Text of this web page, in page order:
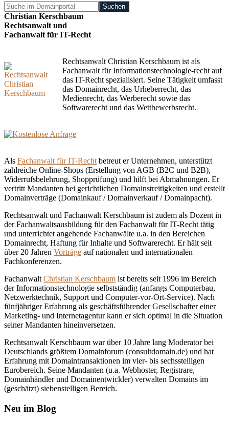
Suche
im
Domainportal
Christian Kerschbaum
Rechtsanwalt und
Fachanwalt für IT-Recht
Rechtsanwalt Christian Kerschbaum ist als
Fachanwalt für Informationstechnologie-recht auf
das IT-Recht spezialisiert. Seine Tätigkeit umfasst
das Domainrecht, das Urheberrecht, das
Medienrecht, das Werberecht sowie das
Softwarerecht und das Wettbewerbsrecht.
Als Fachanwalt für IT-Recht betreut er Unternehmen, unterstützt
zahlreiche Online-Shops (Erstellung von AGB (B2C und B2B),
Widerrufsbelehrung, Shopprüfung) und hilft bei Abmahnungen. Er
vertritt Mandanten bei gerichtlichen Domainstreitigkeiten und erstellt
Domainverträge (Domainkauf / Domainverkauf / Domainpacht).
Rechtsanwalt und Fachanwalt Kerschbaum ist zudem als Dozent in
der Fachanwaltsausbildung für den Fachanwalt für IT-Recht tätig
und unterrichtet angehende Fachanwälte u.a. in den Bereichen
Domainrecht, Haftung für Inhalte und Softwarerecht. Er hält seit
über 20 Jahren Vorträge auf nationalen und internationalen
Fachkonferenzen.
Fachanwalt Christian Kerschbaum ist bereits seit 1996 im Bereich
der Informationstechnologie selbstständig (anfangs Computerbau,
Netzwerktechnik, Support und Computer-vor-Ort-Service). Nach
fünfjähriger Erfahrung als geschäftsführender Gesellschafter einer
Marketing- und Internetagentur kann er sich optimal in die Situation
seiner Mandanten hineinversetzen.
Rechtsanwalt Kerschbaum war über 10 Jahre lang Moderator bei
Deutschlands größtem Domainforum (consultdomain.de) und hat
Erfahrung mit Domaintransaktionen im vier- bis sechsstelligen
Eurobereich. Seine Mandanten (u.a. Webhoster, Registrare,
Domainhändler und Domainentwickler) verwalten Domains im
(geschätzt) siebenstelligen Bereich.
Neu im Blog